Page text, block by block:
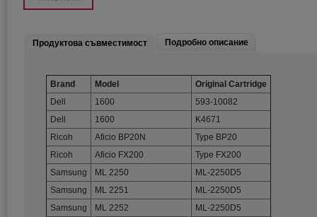
Продуктова съвместимост Подробно описание
Brand Model
Original Cartridge
Dell
1600
593-10082
Dell
1600
K4671
Ricoh
Aficio BP20N
Type BP20
Ricoh
Aficio FX200
Type FX200
Samsung
ML 2250
ML-2250D5
Samsung
ML 2251
ML-2250D5
Samsung
ML 2252
ML-2250D5